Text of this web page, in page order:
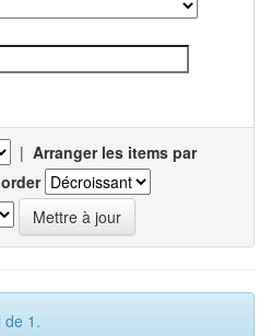
| Arranger les items par
de 1.